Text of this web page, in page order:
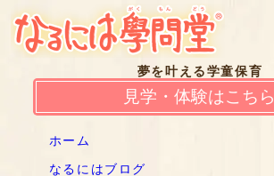
夢を叶える学童保育
見学・体験はこちら
ホーム
なるにはブログ